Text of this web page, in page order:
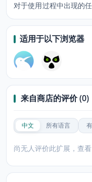
对于使用过程中出现的
适用于以下浏览器
来自商店的评价 (0)
中文 所有语言
尚无人评价此扩展，查看